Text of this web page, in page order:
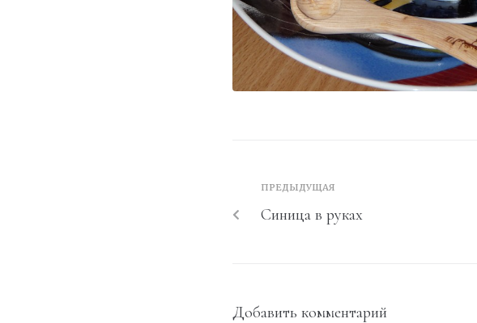
ПРЕДЫДУЩАЯ
Синица в руках
Добавить комментарий